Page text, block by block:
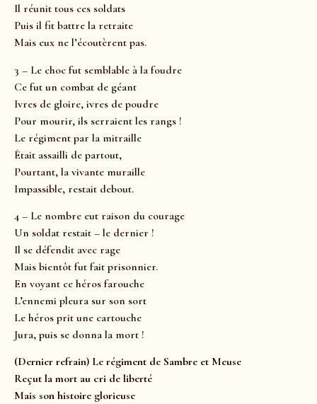
Il réunit tous ces soldats
Puis il fit battre la retraite
Mais eux ne l’écoutèrent pas.
3 – Le choc fut semblable à la foudre
Ce fut un combat de géant
Ivres de gloire, ivres de poudre
Pour mourir, ils serraient les rangs !
Le régiment par la mitraille
Était assailli de partout,
Pourtant, la vivante muraille
Impassible, restait debout.
4 – Le nombre eut raison du courage
Un soldat restait – le dernier !
Il se défendit avec rage
Mais bientôt fut fait prisonnier.
En voyant ce héros farouche
L’ennemi pleura sur son sort
Le héros prit une cartouche
Jura, puis se donna la mort !
(Dernier refrain) Le régiment de Sambre et Meuse
Reçut la mort au cri de liberté
Mais son histoire glorieuse